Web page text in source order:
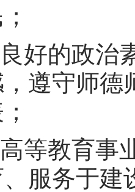
良好的政
遵守师
高等教育
服务于建